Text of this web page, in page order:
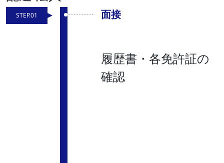
STEP.01 面接
履歴書・各免許証の
確認